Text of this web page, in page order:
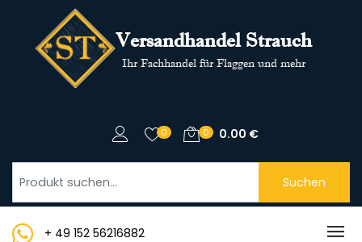
Versandhandel Strauch
Ihr Fachhandel für Flaggen und mehr
0 0 0.00 €
Suchen
+ 49 152 56216882